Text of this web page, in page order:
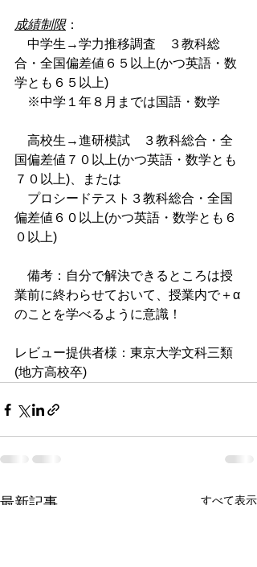
成績制限：
中学生→学力推移調査　３教科総
合・全国偏差値６５以上(かつ英語・数
学とも６５以上)
※中学１年８月までは国語・数学
高校生→進研模試　３教科総合・全
国偏差値７０以上(かつ英語・数学とも
７０以上)、または
プロシードテスト３教科総合・全国
偏差値６０以上(かつ英語・数学とも６
０以上)
備考：自分で解決できるところは授
業前に終わらせておいて、授業内で＋α
のことを学べるように意識！
​レビュー提供者様：東京大学文科三類
(地方高校卒)
最新記事 すべて表示